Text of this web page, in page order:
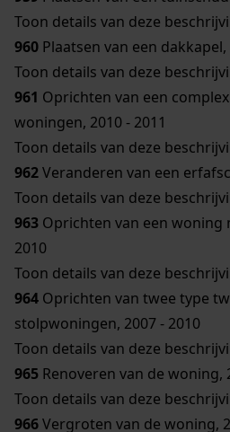
Toon details van deze
960 Plaatsen van een dakkapel,
Toon details van deze
961 Oprichten van een
woningen, 2010 - 2011
Toon details van deze
962Veranderen van een
Toon details van deze
963 Oprichten van een woning
2010
Toon details van deze
964 Oprichten van twee type
stolpwoningen, 2007 - 2010
Toon details van deze
965 Renoveren van de woning,
Toon details van deze
966Vergroten van de woning,